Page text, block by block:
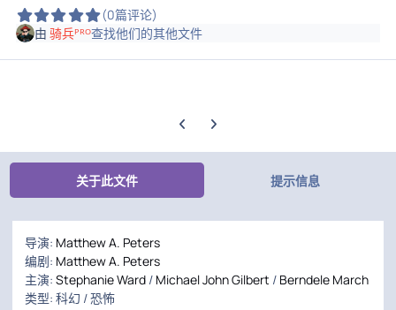
(0篇评论)
由骑兵ᴾᴿᴼ查找他们的其他文件
上一张轮播幻灯片
下一张轮播幻灯片
关于此文件 提示信息
导演: Matthew A. Peters
编剧: Matthew A. Peters
主演: Stephanie Ward / Michael John Gilbert / Berndele March
类型: 科幻 / 恐怖